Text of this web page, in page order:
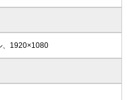
、1920×1080